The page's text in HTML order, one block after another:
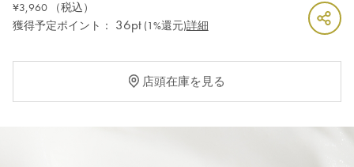
¥3,960（税込）
獲得予定ポイント：
36pt (1%還元)詳細
店頭在庫を見る